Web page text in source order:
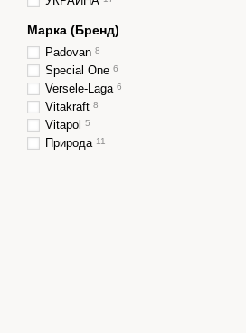
Марка (Бренд)
Padovan 8
Special One 6
Versele-Laga 6
Vitakraft 8
Vitapol 5
Природа 11